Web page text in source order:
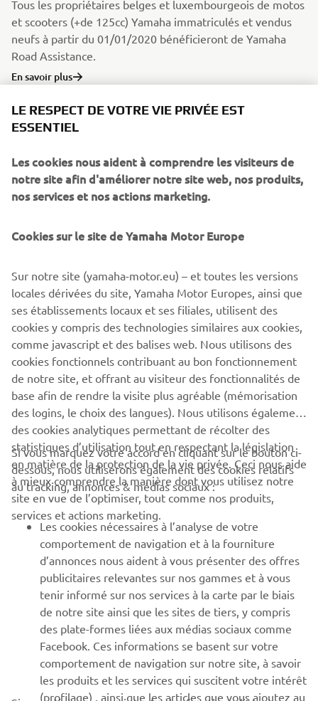
Tous les propriétaires belges et luxembourgeois de motos
et scooters (+de 125cc) Yamaha immatriculés et vendus
neufs à partir du 01/01/2020 bénéficieront de Yamaha
Road Assistance.
En savoir plus
Webshop Support
Vous possédez un produit Yamaha et vous avez besoin
d'une assistance supplémentaire ?
En savoir plus
CORPORATE
BUSINESS
PLUS YAMAHA
SUPPORT
NEWSLETTER
Découvrez en exclusivité les dernières offres, les événements
spéciaux, les nouveautés et bien plus encore
LE RESPECT DE VOTRE VIE PRIVÉE EST
ESSENTIEL
Les cookies nous aident à comprendre les visiteurs de
notre site afin d'améliorer notre site web, nos produits,
nos services et nos actions marketing.
Cookies sur le site de Yamaha Motor Europe
Sur notre site (yamaha-motor.eu) – et toutes les versions
locales dérivées du site, Yamaha Motor Europes, ainsi que
ses établissements locaux et ses filiales, utilisent des
cookies y compris des technologies similaires aux cookies,
comme javascript et des balises web. Nous utilisons des
cookies fonctionnels contribuant au bon fonctionnement
de notre site, et offrant au visiteur des fonctionnalités de
base afin de rendre la visite plus agréable (mémorisation
des logins, le choix des langues). Nous utilisons également
des cookies analytiques permettant de récolter des
statistiques d’utilisation tout en respectant la législation
en matière de la protection de la vie privée. Ceci nous aide
à mieux comprendre la manière dont vous utilisez notre
site en vue de l’optimiser, tout comme nos produits,
services et actions marketing.
Si vous marquez votre accord en cliquant sur le bouton ci-
dessous, nous utiliserons également des cookies relatifs
au tracking, annonces & médias sociaux :
Les cookies nécessaires à l’analyse de votre
comportement de navigation et à la fourniture
d’annonces nous aident à vous présenter des offres
publicitaires relevantes sur nos gammes et à vous
tenir informé sur nos services à la carte par le biais
de notre site ainsi que les sites de tiers, y compris
des plate-formes liées aux médias sociaux comme
Facebook. Ces informations se basent sur votre
comportement de navigation sur notre site, à savoir
les produits et les services qui suscitent votre intérêt
(profilage) , ainsi que les articles que vous ajoutez au